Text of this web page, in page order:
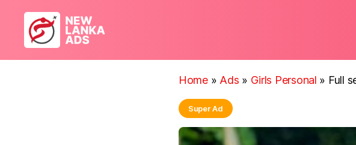
Home» Ads » Girls Personal » Full
Super Ad